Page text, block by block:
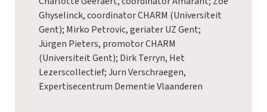
Ghyselinck, coordinator CHARM (Universiteit
Gent); Mirko Petrovic, geriater UZ Gent;
Jürgen Pieters, promotor CHARM
(Universiteit Gent); Dirk Terryn, Het
Lezerscollectief; Jurn Verschraegen,
Expertisecentrum Dementie Vlaanderen